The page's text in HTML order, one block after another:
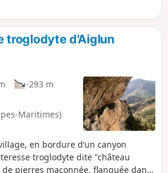
et n'a d'égale de
sœurs jumelles
la fin de ce tracé
beau patrimoine
de par son
est un lieu
aller-retour dans
troglodyte d'Aiglun
-293 m
Maritimes)
en bordure d’un canyon
troglodyte dite "château
pierres maçonnée, flanquée dans